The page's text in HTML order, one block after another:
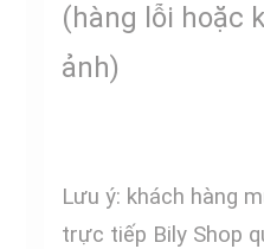
(hàng lỗi hoặc
ảnh)
Lưu ý: khách hàng
trực tiếp Bily Shop